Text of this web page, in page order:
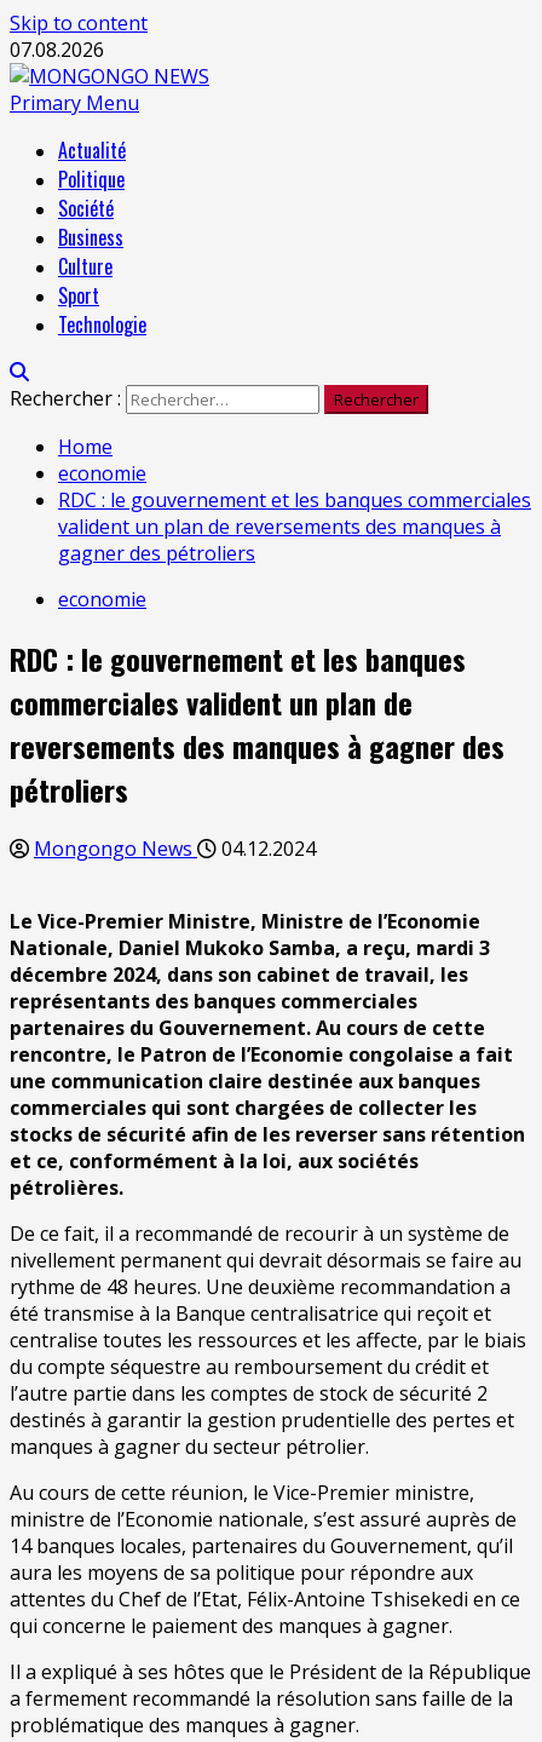
Skip to content
07.08.2026
Primary Menu
Actualité
Politique
Société
Business
Culture
Sport
Technologie
Rechercher :
Home
economie
RDC : le gouvernement et les banques commerciales
valident un plan de reversements des manques à
gagner des pétroliers
economie
RDC : le gouvernement et les banques
commerciales valident un plan de
reversements des manques à gagner des
pétroliers
Mongongo News 04.12.2024
Le Vice-Premier Ministre, Ministre de l’Economie
Nationale, Daniel Mukoko Samba, a reçu, mardi 3
décembre 2024, dans son cabinet de travail, les
représentants des banques commerciales
partenaires du Gouvernement.Au cours de cette
rencontre, le Patron de l’Economie congolaise a fait
une communication claire destinée aux banques
commerciales qui sont chargées de collecter les
stocks de sécurité afin de les reverser sans rétention
et ce, conformément à la loi, aux sociétés
pétrolières.
De ce fait, il a recommandé de recourir à un système de
nivellement permanent qui devrait désormais se faire au
rythme de 48 heures. Une deuxième recommandation a
été transmise à la Banque centralisatrice qui reçoit et
centralise toutes les ressources et les affecte, par le biais
du compte séquestre au remboursement du crédit et
l’autre partie dans les comptes de stock de sécurité 2
destinés à garantir la gestion prudentielle des pertes et
manques à gagner du secteur pétrolier.
Au cours de cette réunion, le Vice-Premier ministre,
ministre de l’Economie nationale, s’est assuré auprès de
14 banques locales, partenaires du Gouvernement, qu’il
aura les moyens de sa politique pour répondre aux
attentes du Chef de l’Etat, Félix-Antoine Tshisekedi en ce
qui concerne le paiement des manques à gagner.
Il a expliqué à ses hôtes que le Président de la République
a fermement recommandé la résolution sans faille de la
problématique des manques à gagner.